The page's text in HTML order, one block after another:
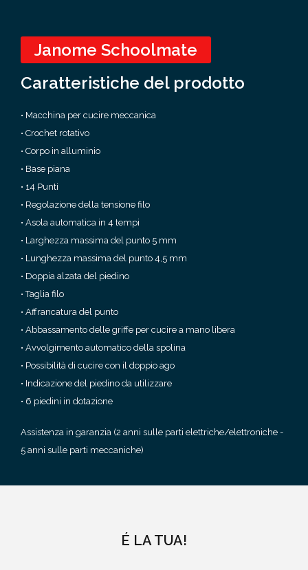
Janome Schoolmate
Caratteristiche del prodotto
• Macchina per cucire meccanica
• Crochet rotativo
• Corpo in alluminio
• Base piana
• 14 Punti
• Regolazione della tensione filo
• Asola automatica in 4 tempi
• Larghezza massima del punto 5 mm
• Lunghezza massima del punto 4,5 mm
• Doppia alzata del piedino
• Taglia filo
• Affrancatura del punto
• Abbassamento delle griffe per cucire a mano libera
• Avvolgimento automatico della spolina
• Possibilità di cucire con il doppio ago
• Indicazione del piedino da utilizzare
• 6 piedini in dotazione
Assistenza in garanzia (2 anni sulle parti elettriche/elettroniche -
5 anni sulle parti meccaniche)
É LA TUA!